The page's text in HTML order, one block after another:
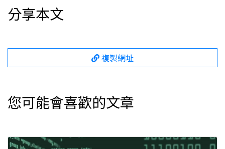
分享本文
複製網址
您可能會喜歡的文章